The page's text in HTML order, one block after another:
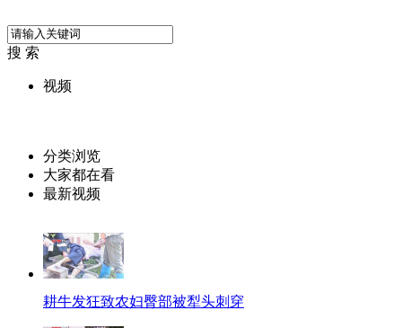
搜 索
视频
分类浏览
大家都在看
最新视频
耕牛发狂致农妇臀部被犁头刺穿